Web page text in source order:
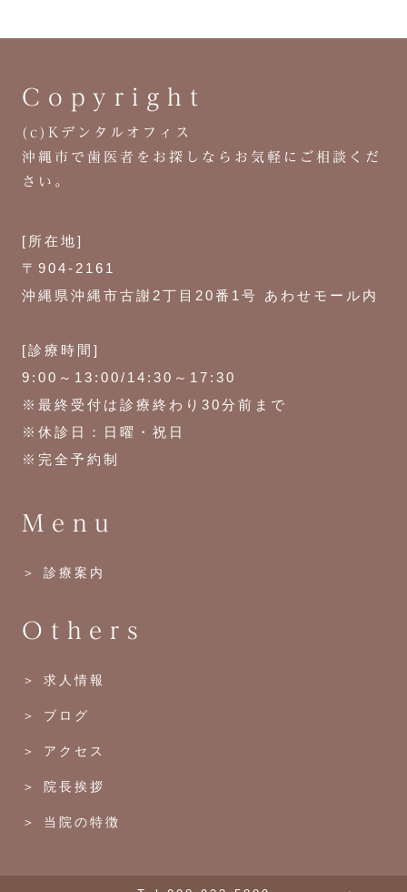
Copyright
(c)Kデンタルオフィス
沖縄市で歯医者をお探しなら お気軽にご相談くだ
さい。
[所在地]
〒904-2161
沖縄県沖縄市古謝2丁目20番1号 あわせモール内
[診療時間]
9:00～13:00/14:30～17:30
※最終受付は診療終わり30分前まで
※休診日：日曜・祝日
※完全予約制
Menu
＞ 診療案内
Others
＞ 求人情報
＞ ブログ
＞ アクセス
＞ 院長挨拶
＞ 当院の特徴